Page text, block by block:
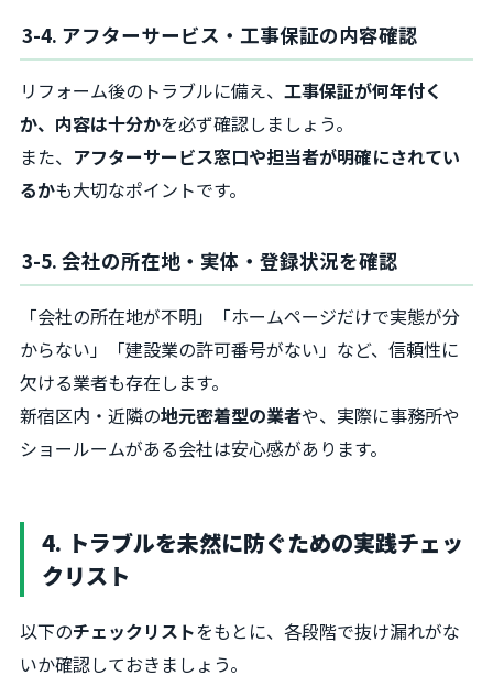
3-4. アフターサービス・工事保証の内容確認
リフォーム後のトラブルに備え、 工事保証が何年付く
か、内容は十分かを必ず確認しましょう。
また、 アフターサービス窓口や担当者が明確にされてい
るかも大切なポイントです。
3-5. 会社の所在地・実体・登録状況を確認
「会社の所在地が不明」「ホームページだけで実態が分
からない」「建設業の許可番号がない」など、信頼性に
欠ける業者も存在します。
新宿区内・近隣の地元密着型の業者や、実際に事務所や
ショールームがある会社は安心感があります。
4. トラブルを未然に防ぐための実践チェッ
クリスト
以下のチェックリストをもとに、各段階で抜け漏れがな
いか確認しておきましょう。